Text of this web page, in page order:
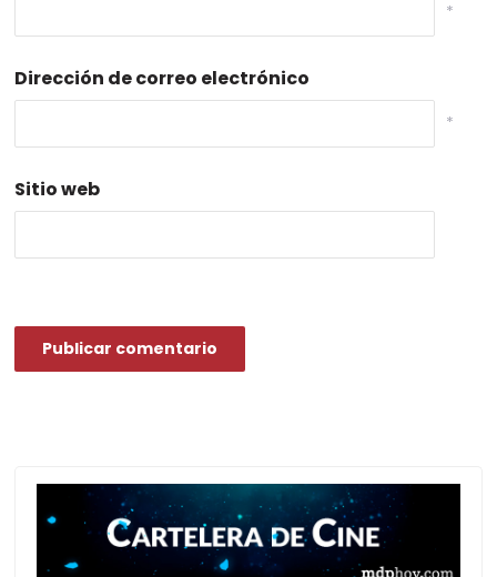
*
Dirección de correo electrónico
*
Sitio web